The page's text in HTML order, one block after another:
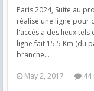
Paris 2024, Suite au
réalisé une ligne pour
l'accès a des lieux tels
ligne fait 15.5 Km (du
branche...
May 2, 2017 44